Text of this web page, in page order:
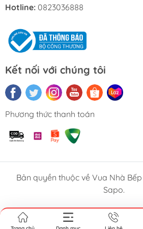
thí nghiệm Ecovacs). Nhờ tích hợp
không chỉ làm sạch sâu mà còn chủ
lăn, giúp duy trì hiệu suất tối ưu và
dưỡng thủ công.
Lau sâu, sạch
độ 200 vòng/phút
T80 Omni có khả năng chà rửa
bay các vết bẩn cứng đầu trên sàn
Dòng nước sạch được cấp liên tục
luôn tinh khiết, đồng thời loại bỏ
Hotline: 0823036888
Kết nối với chúng tôi
Phương thức thanh toán
Bản quyền thuộc về Vua Nhà
Sapo.